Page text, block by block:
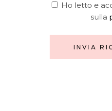
Ho letto e
sulla
INVIA